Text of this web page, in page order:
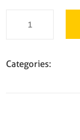
"Via"
Categories: